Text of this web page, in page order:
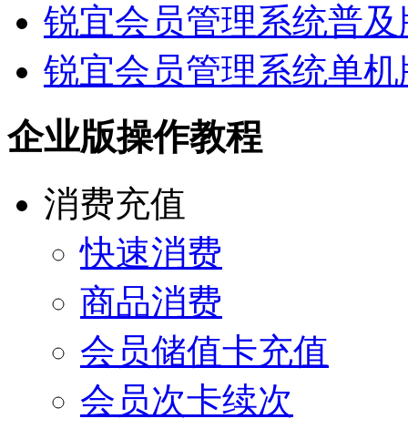
锐宜会员管理系统普及
锐宜会员管理系统单机
企业版操作教程
消费充值
快速消费
商品消费
会员储值卡充值
会员次卡续次